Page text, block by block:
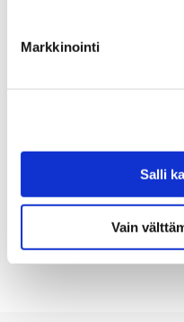
Markkinointi
Salli
Vain
Edellinen
Toimenpide toteuttaa